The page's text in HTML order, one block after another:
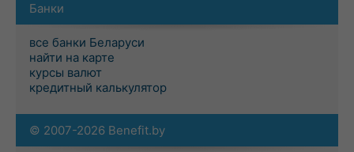
Банки
все банки Беларуси
найти на карте
курсы валют
кредитный калькулятор
© 2007-2026 Benefit.by